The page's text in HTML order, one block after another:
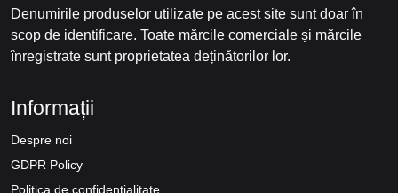
Denumirile produselor utilizate pe acest site sunt doar în
scop de identificare. Toate mărcile comerciale și mărcile
înregistrate sunt proprietatea deținătorilor lor.
Informații
Despre noi
GDPR Policy
Politica de confidențialitate